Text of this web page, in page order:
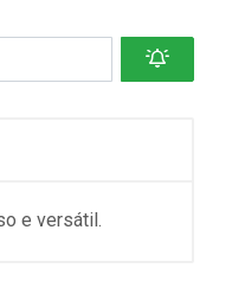
e versátil.